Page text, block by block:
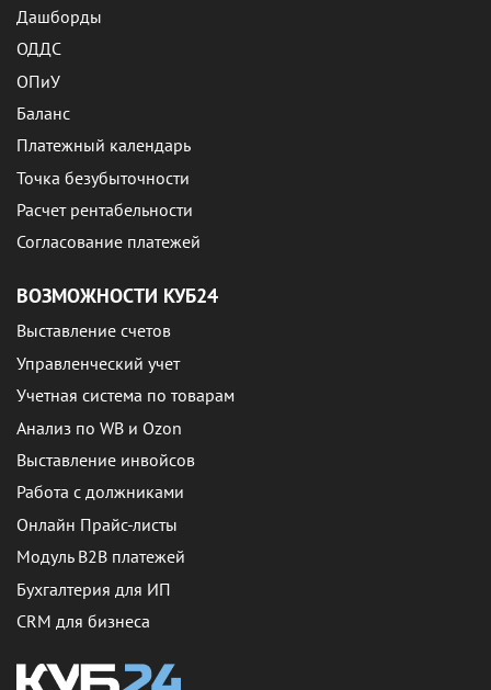
Дашборды
ОДДС
ОПиУ
Баланс
Платежный календарь
Точка безубыточности
Расчет рентабельности
Согласование платежей
ВОЗМОЖНОСТИ КУБ24
Выставление счетов
Управленческий учет
Учетная система по товарам
Анализ по WB и Ozon
Выставление инвойсов
Работа с должниками
Онлайн Прайс-листы
Модуль B2B платежей
Бухгалтерия для ИП
CRM для бизнеса